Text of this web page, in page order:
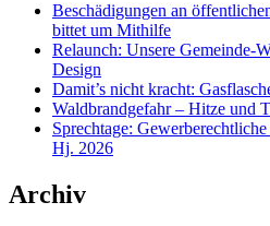
Beschädigungen an
bittet um Mithilfe
Relaunch: Unsere Gemeinde-
Design
Damit’s nicht kracht:
Waldbrandgefahr – Hitze und
Sprechtage:
Hj. 2026
Archiv